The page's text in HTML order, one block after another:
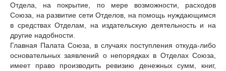
Отдела, на покрытие, по мере возможности, расходов
Союза, на развитие сети Отделов, на помощь нуждающимся
в средствах Отделам, на издательскую деятельность и на
другие надобности.
Главная Палата Союза, в случаях поступления откуда-либо
основательных заявлений о непорядках в Отделах Союза,
имеет право производить ревизию денежных сумм, книг,